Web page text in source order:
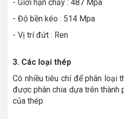
- Giới hạn chảy : 487 Mpa
- Độ bền kéo : 514 Mpa
- Vị trí đứt : Ren
3. Các loại thép
Có nhiều tiêu chí để phân loại
được phân chia dựa trên thành
của thép